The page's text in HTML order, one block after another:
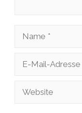
Name
Adresse
Website